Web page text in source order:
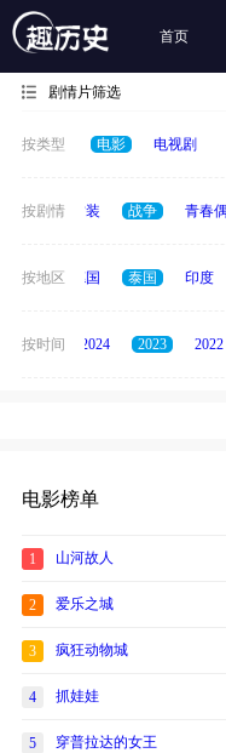
首页
剧情片筛选
按类型 电影 电视剧
按剧情
惊悚 古装 战争 青春
按地区
韩国 德国 泰国 印度
按时间
2025 2024 2023 2022
电影榜单
1 山河故人
2 爱乐之城
3 疯狂动物城
4 抓娃娃
5 穿普拉达的女王